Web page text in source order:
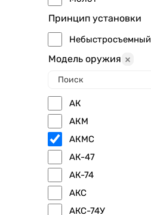
Принцип установки
Небыстросъемный
Модель оружия
АК
АКМ
АКМС
АК-47
АК-74
АКС
АКС-74У